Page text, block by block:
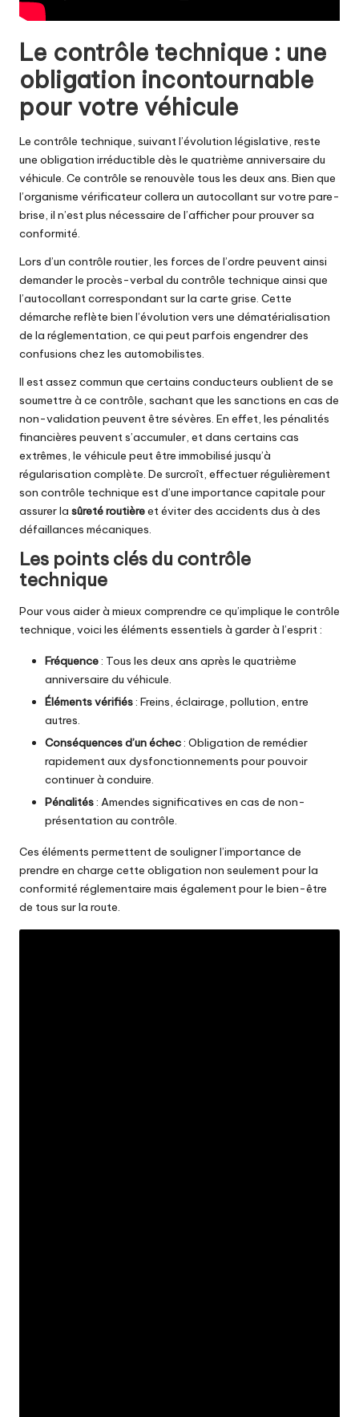
Le contrôle technique : une
obligation incontournable
pour votre véhicule
Le contrôle technique, suivant l’évolution législative, reste
une obligation irréductible dès le quatrième anniversaire du
véhicule. Ce contrôle se renouvèle tous les deux ans. Bien que
l’organisme vérificateur collera un autocollant sur votre pare-
brise, il n’est plus nécessaire de l’afficher pour prouver sa
conformité.
Lors d’un contrôle routier, les forces de l’ordre peuvent ainsi
demander le procès-verbal du contrôle technique ainsi que
l’autocollant correspondant sur la carte grise. Cette
démarche reflète bien l’évolution vers une dématérialisation
de la réglementation, ce qui peut parfois engendrer des
confusions chez les automobilistes.
Il est assez commun que certains conducteurs oublient de se
soumettre à ce contrôle, sachant que les sanctions en cas de
non-validation peuvent être sévères. En effet, les pénalités
financières peuvent s’accumuler, et dans certains cas
extrêmes, le véhicule peut être immobilisé jusqu’à
régularisation complète. De surcroît, effectuer régulièrement
son contrôle technique est d’une importance capitale pour
assurer la sûreté routièreet éviter des accidents dus à des
défaillances mécaniques.
Les points clés du contrôle
technique
Pour vous aider à mieux comprendre ce qu’implique le contrôle
technique, voici les éléments essentiels à garder à l’esprit :
Fréquence: Tous les deux ans après le quatrième
anniversaire du véhicule.
Éléments vérifiés: Freins, éclairage, pollution, entre
autres.
Conséquences d’un échec: Obligation de remédier
rapidement aux dysfonctionnements pour pouvoir
continuer à conduire.
Pénalités: Amendes significatives en cas de non-
présentation au contrôle.
Ces éléments permettent de souligner l’importance de
prendre en charge cette obligation non seulement pour la
conformité réglementaire mais également pour le bien-être
de tous sur la route.